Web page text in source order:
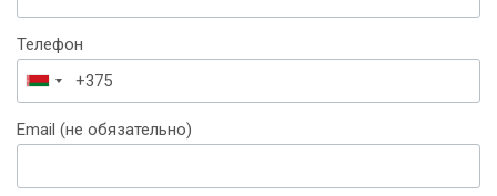
Телефон
Беларусь
+375
Email (не обязательно)